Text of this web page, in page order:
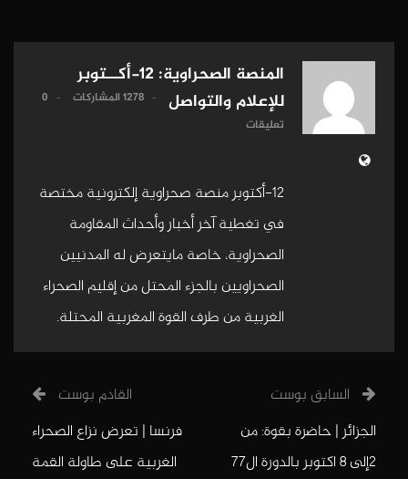
المنصة الصحراوية: 12-أكــتوبر
للإعلام والتواصل
1278 المشاركات
0
تعليقات
12-أكتوبر منصة صحراوية إلكترونية مختصة
في تغطية آخر أخبار وأحداث المقاومة
الصحراوية، خاصة مايتعرض له المدنيين
الصحراويين بالجزء المحتل من إقليم الصحراء
الغربية من طرف القوة المغربية المحتلة.
السابق بوست
الجزائر | حاضرة بقوة: من
2إلى 8 اكتوبر بالدورة ال77
القادم بوست
فرنسا | تعرض نزاع الصحراء
الغربية على طاولة القمة